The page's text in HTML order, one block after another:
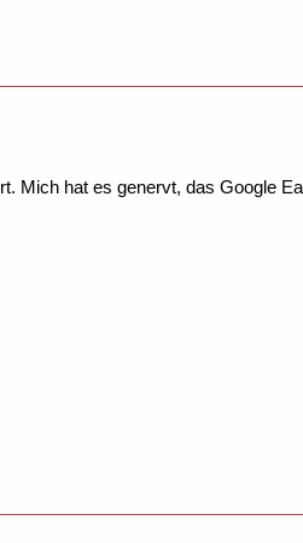
Mich hat es genervt, das Google